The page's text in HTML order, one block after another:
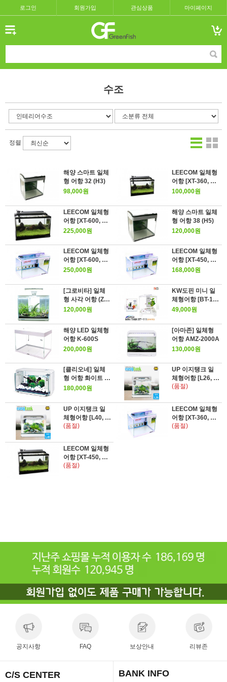
로그인 회원가입 관심상품 마이페이지
수조
정렬
해양 스마트 일체
형 어항 32 (H3)
98,000원
LEECOM 일체형
어항 [XT-360, 블
랙]
100,000원
LEECOM 일체형
어항 [XT-600, 블
랙]
225,000원
해양 스마트 일체
형 어항 38 (H5)
120,000원
LEECOM 일체형
어항 [XT-600, 화
이트]
250,000원
LEECOM 일체형
어항 [XT-450, 화
이트]
168,000원
[그로비타] 일체
형 사각 어항 (ZG
T-L40)
120,000원
KW도핀 미니 일
체형어항 [BT-11
1, 화이트]
49,000원
해양 LED 일체형
어항 K-600S
200,000원
[아마존] 일체형
어항 AMZ-2000A
130,000원
[클리오네] 일체
형 어항 화이트 E-
25
180,000원
UP 이지탱크 일
체형어항 [L26, 화
이트]
(품절)
UP 이지탱크 일
체형어항 [L40, 화
이트]
(품절)
LEECOM 일체형
어항 [XT-360, 화
이트]
(품절)
LEECOM 일체형
어항 [XT-450, 블
랙]
(품절)
공지사항 FAQ 보상안내 리뷰존
C/S CENTER BANK INFO